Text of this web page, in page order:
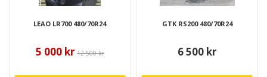
LEAO LR700 480/70R24
5 000 kr 12 500 kr
GTK RS200 480/70R24
6 500 kr